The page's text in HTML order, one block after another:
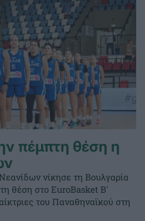
πέμπτη θέση η
νίκησε τη Βουλγαρία
θέση στο EuroBasket Β'
του Παναθηναϊκού στη